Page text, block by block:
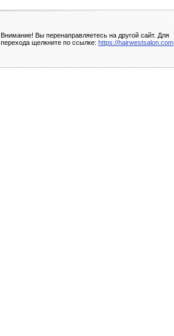
Внимание! Вы перенаправляетесь на другой сайт. Для
перехода щелкните по ссылке: https://hairwestsalon.com